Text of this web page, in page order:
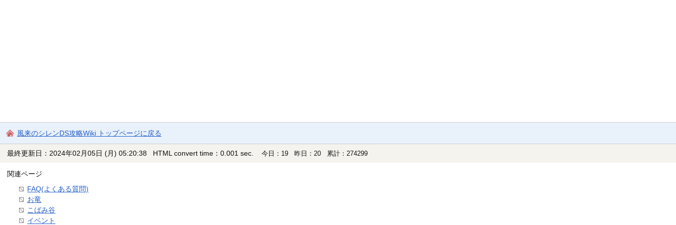
風来のシレンDS攻略Wiki トップページに戻る
最終更新日：2024年02月05日 (月) 05:20:38 HTML convert time：0.001 sec. 今日：19 昨日：20 累計：274299
関連ページ
FAQ(よくある質問)
お竜
こばみ谷
イベント